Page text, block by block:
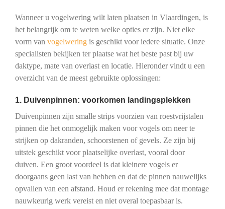
Wanneer u vogelwering wilt laten plaatsen in Vlaardingen, is
het belangrijk om te weten welke opties er zijn. Niet elke
vorm van vogelweringis geschikt voor iedere situatie. Onze
specialisten bekijken ter plaatse wat het beste past bij uw
daktype, mate van overlast en locatie. Hieronder vindt u een
overzicht van de meest gebruikte oplossingen:
1. Duivenpinnen: voorkomen landingsplekken
Duivenpinnen zijn smalle strips voorzien van roestvrijstalen
pinnen die het onmogelijk maken voor vogels om neer te
strijken op dakranden, schoorstenen of gevels. Ze zijn bij
uitstek geschikt voor plaatselijke overlast, vooral door
duiven. Een groot voordeel is dat kleinere vogels er
doorgaans geen last van hebben en dat de pinnen nauwelijks
opvallen van een afstand. Houd er rekening mee dat montage
nauwkeurig werk vereist en niet overal toepasbaar is.